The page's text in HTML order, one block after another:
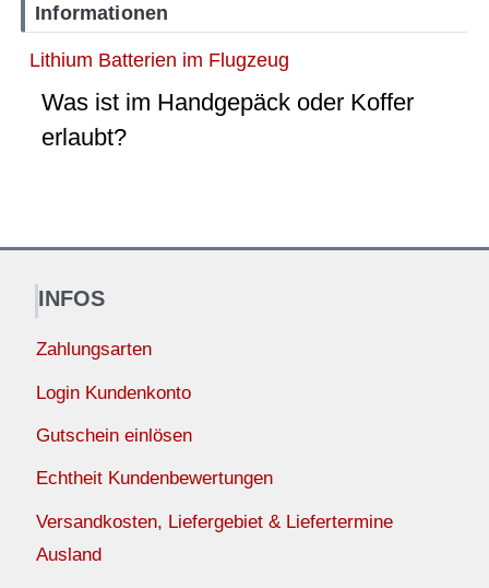
Informationen
Lithium Batterien im Flugzeug
Was ist im Handgepäck oder Koffer
erlaubt?
INFOS
Zahlungsarten
Login Kundenkonto
Gutschein einlösen
Echtheit Kundenbewertungen
Versandkosten, Liefergebiet & Liefertermine
Ausland